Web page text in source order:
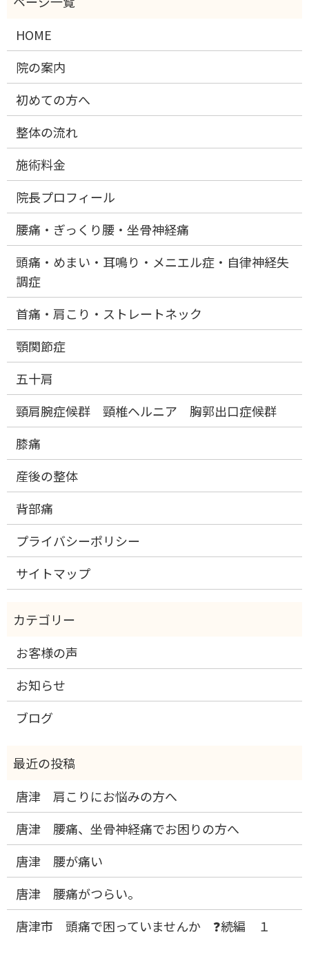
HOME
院の案内
初めての方へ
整体の流れ
施術料金
院長プロフィール
腰痛・ぎっくり腰・坐骨神経痛
頭痛・めまい・耳鳴り・メニエル症・自律神経失
調症
首痛・肩こり・ストレートネック
顎関節症
五十肩
頸肩腕症候群 頸椎ヘルニア 胸郭出口症候群
膝痛
産後の整体
背部痛
プライバシーポリシー
サイトマップ
お客様の声
お知らせ
ブログ
唐津 肩こりにお悩みの方へ
唐津 腰痛、坐骨神経痛でお困りの方へ
唐津 腰が痛い
唐津 腰痛がつらい。
唐津市 頭痛で困っていませんか ❓続編 １